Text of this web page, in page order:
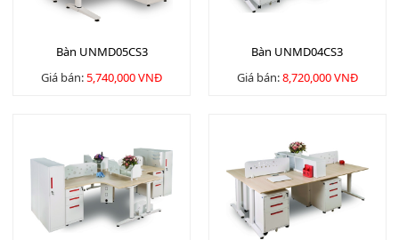
Bàn UNMD05CS3
Giá bán:5,740,000 VNĐ
Bàn UNMD04CS3
Giá bán:8,720,000 VNĐ